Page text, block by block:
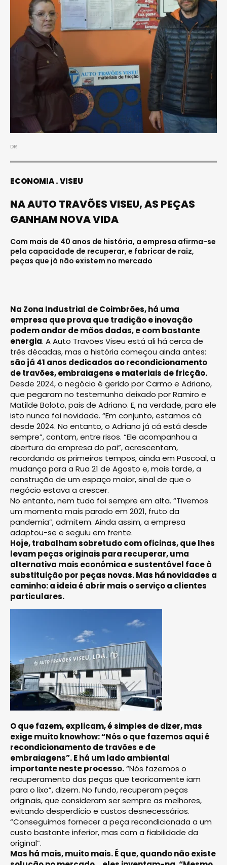
DR
ECONOMIA VISEU
NA AUTO TRAVÕES VISEU, AS PEÇAS
GANHAM NOVA VIDA
Com mais de 40 anos de história, a empresa afirma-se
pela capacidade de recuperar, e fabricar de raiz,
peças que já não existem no mercado
Na Zona Industrial de Coimbrões, há uma
empresa que prova que tradição e inovação
podem andar de mãos dadas, e com bastante
energia. A Auto Travões Viseu está ali há cerca de
três décadas, mas a história começou ainda antes:
são já 41 anos dedicados ao recondicionamento
de travões, embraiagens e materiais de fricção.
Desde 2024, o negócio é gerido por Carmo e Adriano,
que pegaram no testemunho deixado por Ramiro e
Matilde Boloto, pais de Adriano. E, na verdade, para ele
isto nunca foi novidade. “Em conjunto, estamos cá
desde 2024. No entanto, o Adriano já cá está desde
sempre”, contam, entre risos. “Ele acompanhou a
abertura da empresa do pai”, acrescentam,
recordando os primeiros tempos, ainda em Pascoal, a
mudança para a Rua 21 de Agosto e, mais tarde, a
construção de um espaço maior, sinal de que o
negócio estava a crescer.
No entanto, nem tudo foi sempre em alta. “Tivemos
um momento mais parado em 2021, fruto da
pandemia”, admitem. Ainda assim, a empresa
adaptou-se e seguiu em frente.
Hoje, trabalham sobretudo com oficinas, que lhes
levam peças originais para recuperar, uma
alternativa mais económica e sustentável face à
substituição por peças novas. Mas há novidades a
caminho: a ideia é abrir mais o serviço a clientes
particulares.
O que fazem, explicam, é simples de dizer, mas
exige muito knowhow: “Nós o que fazemos aqui é
recondicionamento de travões e de
embraiagens”. E há um lado ambiental
importante neste processo.“Nós fazemos o
recuperamento das peças que teoricamente iam
para o lixo”, dizem. No fundo, recuperam peças
originais, que consideram ser sempre as melhores,
evitando desperdício e custos desnecessários.
“Conseguimos fornecer a peça recondicionada a um
custo bastante inferior, mas com a fiabilidade da
original”.
Mas há mais, muito mais. É que, quando não existe